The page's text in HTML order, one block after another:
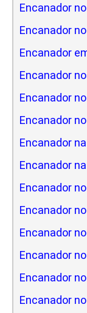
Encanador
Encanador
Encanador
Encanador
Encanador
Encanador
Encanador
Encanador
Encanador
Encanador
Encanador
Encanador
Encanador
Encanador